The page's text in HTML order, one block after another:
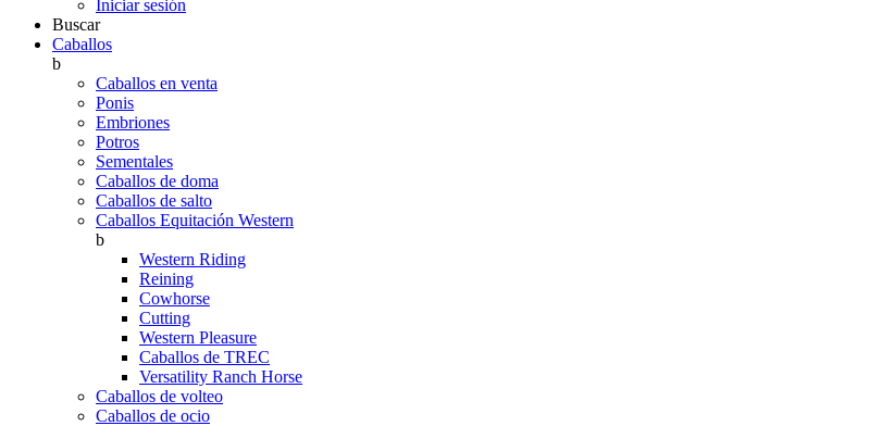
Iniciar sesión
Buscar
Caballos
b
Caballos en venta
Ponis
Embriones
Potros
Sementales
Caballos de doma
Caballos de salto
Caballos Equitación Western
b
Western Riding
Reining
Cowhorse
Cutting
Western Pleasure
Caballos de TREC
Versatility Ranch Horse
Caballos de volteo
Caballos de ocio